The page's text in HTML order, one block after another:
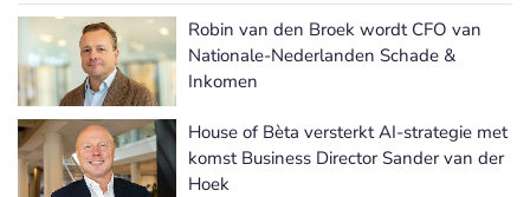
Meer Benoemingen nieuws
Robin van den Broek wordt CFO van
Nationale-Nederlanden Schade &
Inkomen
House of Bèta versterkt AI-strategie met
komst Business Director Sander van der
Hoek